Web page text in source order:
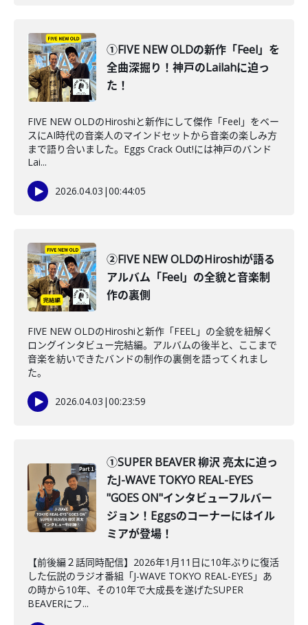
①FIVE NEW OLDの新作「Feel」を
全曲深掘り！神戸のLailahに迫っ
た！
FIVE NEW OLDのHiroshiと新作にして傑作「Feel」をベー
スにAI時代の音楽人のマインドセットから音楽の楽しみ方
まで語り合いました。Eggs Crack Out!には神戸のバンド
Lai...
2026.04.03 |00:44:05
②FIVE NEW OLDのHiroshiが語る
アルバム「Feel」の全貌と音楽制
作の裏側
FIVE NEW OLDのHiroshiと新作「FEEL」の全貌を紐解く
ロングインタビュー完結編。アルバムの後半と、ここまで
音楽を紡いできたバンドの制作の裏側を語ってくれまし
た。
2026.04.03 |00:23:59
①SUPER BEAVER 柳沢 亮太に迫っ
たJ-WAVE TOKYO REAL-EYES
"GOES ON"インタビューフルバー
ジョン！Eggsのコーナーにはイル
ミアが登場！
【前後編２話同時配信】2026年1月11日に10年ぶりに復活
した伝説のラジオ番組「J-WAVE TOKYO REAL-EYES」あ
の時から10年、その10年で大成長を遂げたSUPER
BEAVERにフ...